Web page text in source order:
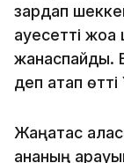
зардап
қауесетті
жанаспайды.
деп атап
Жаңатас
ананың